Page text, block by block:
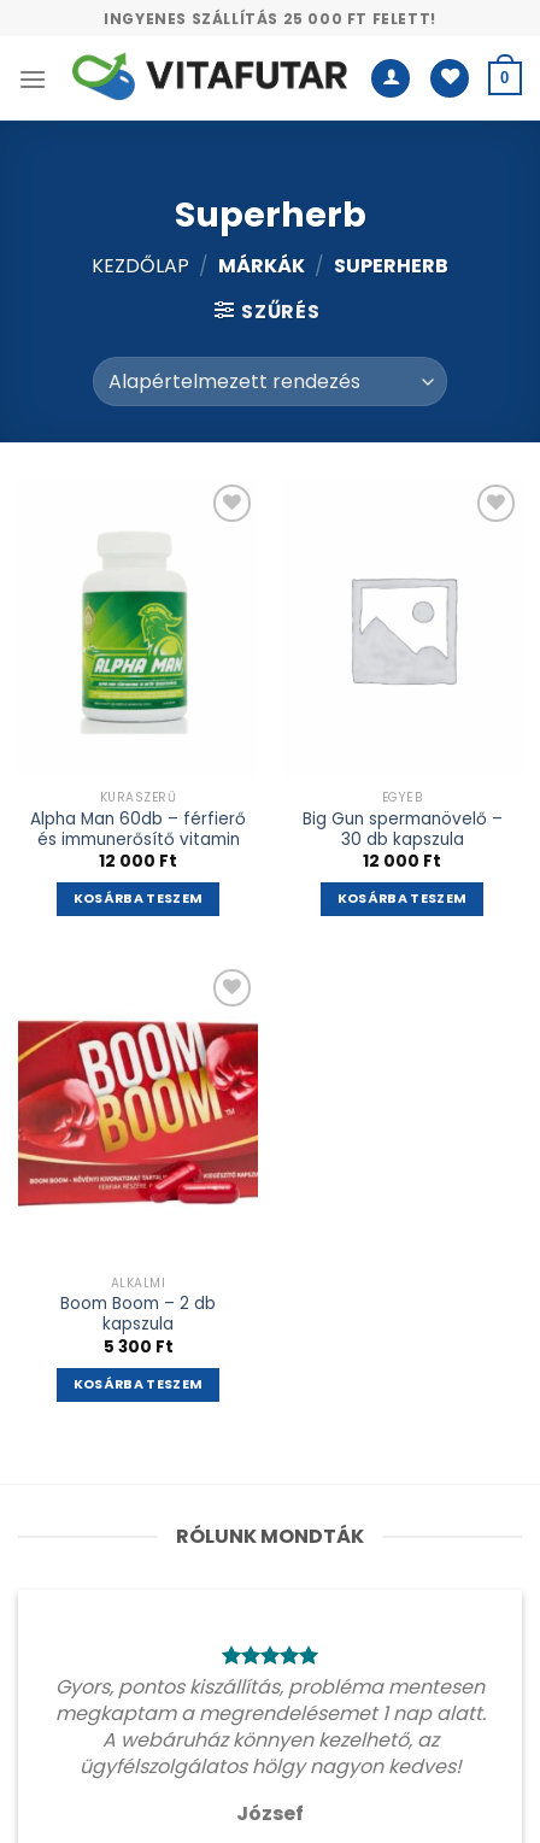
content
INGYENES SZÁLLÍTÁS 25 000 FT FELETT!
0
Superherb
KEZDŐLAP / MÁRKÁK / SUPERHERB
SZŰRÉS
Kívánságlistához
adás
KÚRASZERŰ
Alpha Man 60db – férfierő
és immunerősítő vitamin
12 000 Ft
KOSÁRBA TESZEM
EGYÉB
Big Gun spermanövelő –
30 db kapszula
12 000 Ft
KOSÁRBA TESZEM
Kívánságlistához
adás
ALKALMI
Boom Boom – 2 db
kapszula
5 300 Ft
KOSÁRBA TESZEM
RÓLUNK MONDTÁK
Gyors, pontos kiszállítás, probléma mentesen
megkaptam a megrendelésemet 1 nap alatt.
A webáruház könnyen kezelhető, az
ügyfélszolgálatos hölgy nagyon kedves!
József